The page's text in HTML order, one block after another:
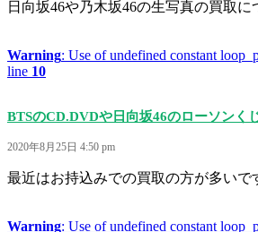
日向坂46や乃木坂46の生写真の買取
Warning: Use of undefined constant
line 10
BTSのCD.DVDや日向坂46のローソンく
2020年8月25日 4:50 pm
最近はお持込みでの買取の方が多い
Warning: Use of undefined constant